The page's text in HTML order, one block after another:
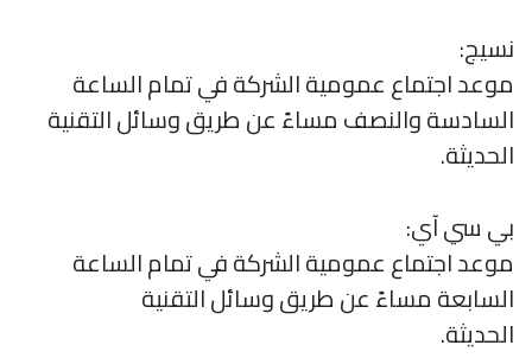
نسیج:
موعد اجتماع عمومية الشركة في تمام الساعة
السادسة والنصف مساءً عن طريق وسائل التقنية
الحديثة.
بي سي آي:
موعد اجتماع عمومية الشركة في تمام الساعة
السابعة مساءً عن طريق وسائل التقنية
الحديثة.